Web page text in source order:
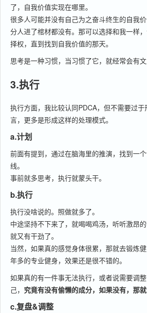
了，自我价值实现在哪里。
很多人可能并没有自己为之奋斗终生的自我
分人进了棺材都没有。那可以选择和我一样
择权，直到找到自我价值的那天。
思考是一种习惯，当习惯了它，就经常会有文
3.执行
执行方面，我比较认同PDCA，但不需要过
言，更多是形成这样的处理模式。
a.计划
前面有提到，通过在脑海里的推演，找到一
线。
事前就多思考，执行就蒙头干。
b.执行
执行没啥说的。照做就多了。
中途坚持不下来了，就喝喝鸡汤，听听激昂的
就又有干劲了。
当然，如果真的感觉身体很累，那就去锻炼
年多的专业健身，效果还是很不错的。
如果真的有一件事无法执行，或者说需要调
己， 究竟有没有偷懒的成分，如果没有，那就
c.复盘&调整